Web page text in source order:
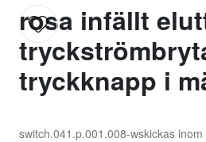
rosa infällt
tryckknapp i
switch.041.p.001.008-wskickas inom